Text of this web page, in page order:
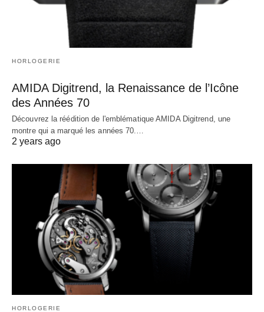
HORLOGERIE
AMIDA Digitrend, la Renaissance de l’Icône
des Années 70
Découvrez la réédition de l'emblématique AMIDA Digitrend, une
montre qui a marqué les années 70.…
2 years ago
HORLOGERIE